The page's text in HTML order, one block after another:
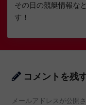
その日の競艇情報な
す！
コメントを残
メールアドレスが公開